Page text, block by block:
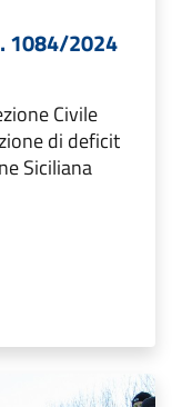
1084/2024
Civile
di deficit
Siciliana